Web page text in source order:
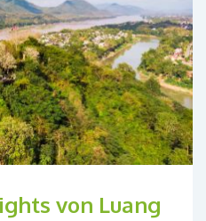
von Luang